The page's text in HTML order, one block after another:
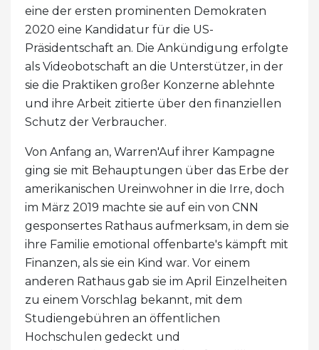
eine der ersten prominenten Demokraten
2020 eine Kandidatur für die US-
Präsidentschaft an. Die Ankündigung erfolgte
als Videobotschaft an die Unterstützer, in der
sie die Praktiken großer Konzerne ablehnte
und ihre Arbeit zitierte über den finanziellen
Schutz der Verbraucher.
Von Anfang an, Warren'Auf ihrer Kampagne
ging sie mit Behauptungen über das Erbe der
amerikanischen Ureinwohner in die Irre, doch
im März 2019 machte sie auf ein von CNN
gesponsertes Rathaus aufmerksam, in dem sie
ihre Familie emotional offenbarte's kämpft mit
Finanzen, als sie ein Kind war. Vor einem
anderen Rathaus gab sie im April Einzelheiten
zu einem Vorschlag bekannt, mit dem
Studiengebühren an öffentlichen
Hochschulen gedeckt und